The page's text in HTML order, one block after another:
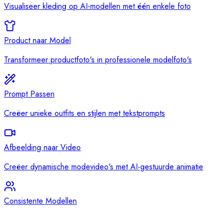
Visualiseer kleding op AI-modellen met één enkele foto
Product naar Model
Transformeer productfoto's in professionele modelfoto's
Prompt Passen
Creëer unieke outfits en stijlen met tekstprompts
Afbeelding naar Video
Creëer dynamische modevideo's met AI-gestuurde animatie
Consistente Modellen